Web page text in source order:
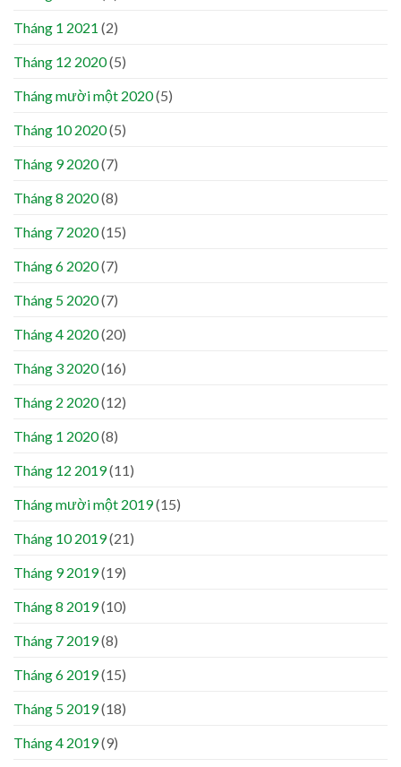
Tháng 1 2021 (2)
Tháng 12 2020(5)
Tháng mười một 2020(5)
Tháng 10 2020(5)
Tháng 9 2020(7)
Tháng 8 2020(8)
Tháng 7 2020(15)
Tháng 6 2020(7)
Tháng 5 2020(7)
Tháng 4 2020(20)
Tháng 3 2020(16)
Tháng 2 2020(12)
Tháng 1 2020(8)
Tháng 12 2019(11)
Tháng mười một 2019(15)
Tháng 10 2019(21)
Tháng 9 2019(19)
Tháng 8 2019(10)
Tháng 7 2019(8)
Tháng 6 2019(15)
Tháng 5 2019(18)
Tháng 4 2019(9)